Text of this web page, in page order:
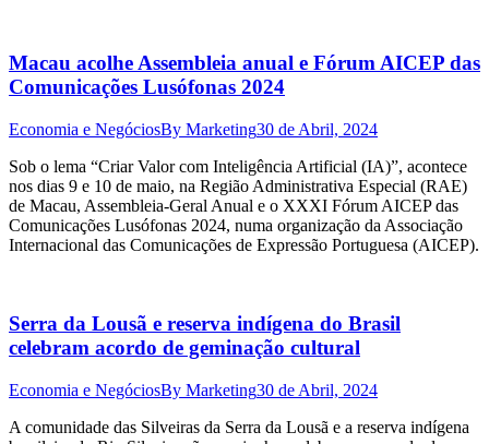
Macau acolhe Assembleia anual e Fórum AICEP das
Comunicações Lusófonas 2024
Economia e NegóciosBy Marketing30 de Abril, 2024
Sob o lema “Criar Valor com Inteligência Artificial (IA)”, acontece
nos dias 9 e 10 de maio, na Região Administrativa Especial (RAE)
de Macau, Assembleia-Geral Anual e o XXXI Fórum AICEP das
Comunicações Lusófonas 2024, numa organização da Associação
Internacional das Comunicações de Expressão Portuguesa (AICEP).
Serra da Lousã e reserva indígena do Brasil
celebram acordo de geminação cultural
Economia e NegóciosBy Marketing30 de Abril, 2024
A comunidade das Silveiras da Serra da Lousã e a reserva indígena